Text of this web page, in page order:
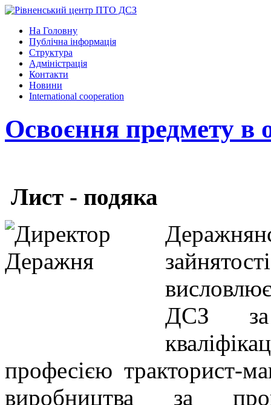
На Головну
Публічна інформація
Структура
Адміністрація
Контакти
Новини
International cooperation
Освоєння предмету в
Лист - подяка
ДСЗ за
професією тракторист-
виробництва за